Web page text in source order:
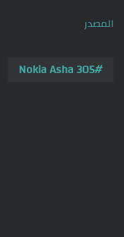
المصدر
Nokia Asha 305